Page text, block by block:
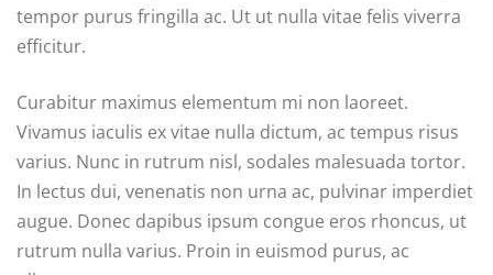
tempor purus fringilla ac. Ut ut nulla vitae felis viverra
efficitur.
Curabitur maximus elementum mi non laoreet.
Vivamus iaculis ex vitae nulla dictum, ac tempus risus
varius. Nunc in rutrum nisl, sodales malesuada tortor.
In lectus dui, venenatis non urna ac, pulvinar imperdiet
augue. Donec dapibus ipsum congue eros rhoncus, ut
rutrum nulla varius. Proin in euismod purus, ac